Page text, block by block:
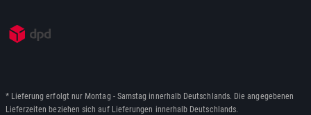
* Lieferung erfolgt nur Montag - Samstag innerhalb Deutschlands. Die angegebenen
Lieferzeiten beziehen sich auf Lieferungen innerhalb Deutschlands.